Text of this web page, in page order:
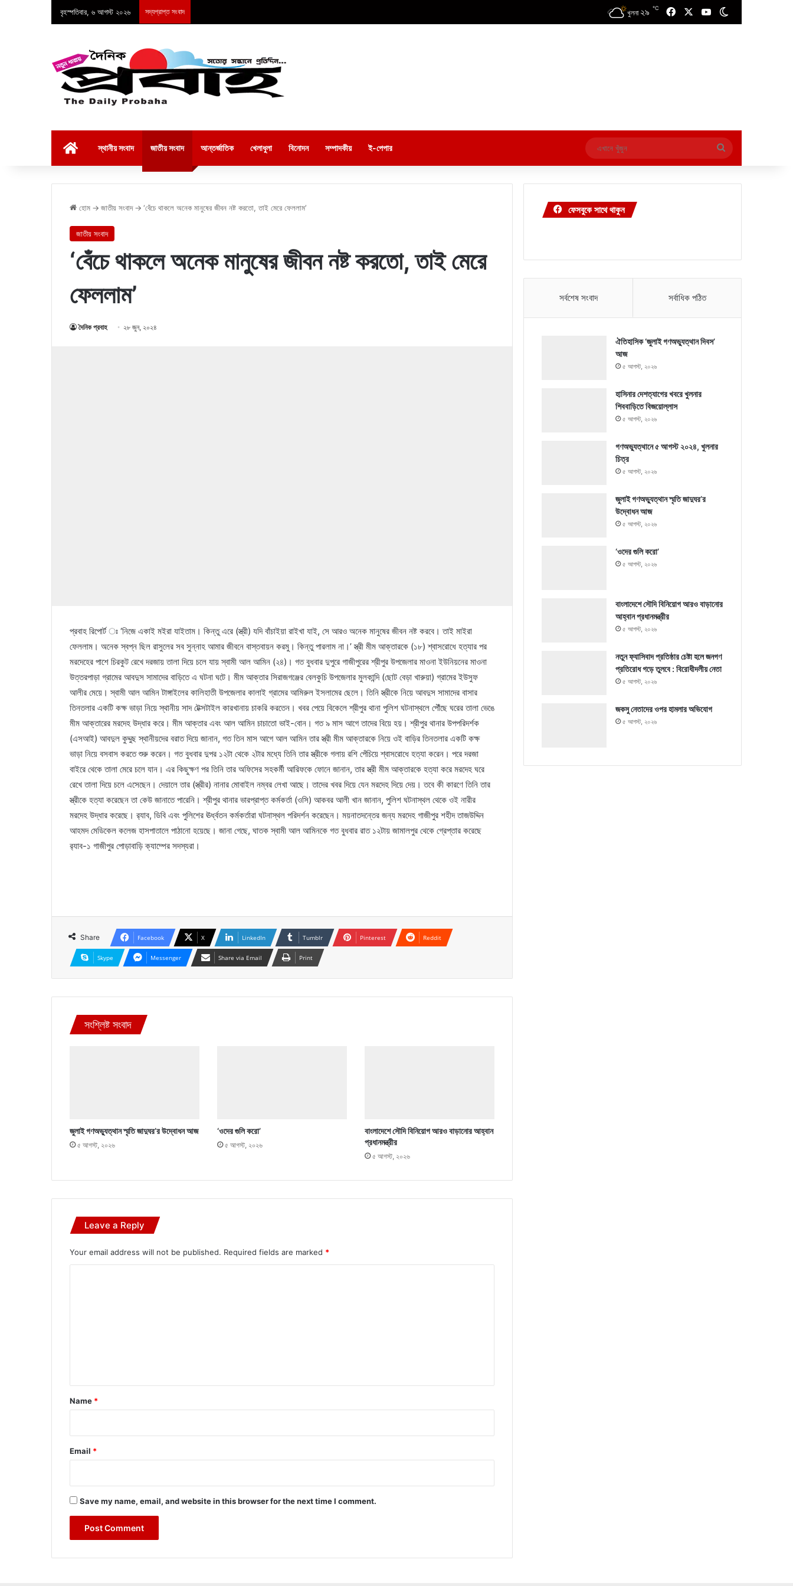
বৃহস্পতিবার, ৬ আগস্ট ২০২৬ সদ্যপ্রাপ্ত সংবাদ খুলনা ২৯ ℃ FacebookYouTube
স্থানীয় সংবাদ জাতীয় সংবাদ আন্তর্জাতিক খেলাধুলা বিনোদন সম্পাদকীয় ই-পেপার
এখানে
খুঁজুন
হোম → জাতীয় সংবাদ → ‘বেঁচে থাকলে অনেক মানুষের জীবন নষ্ট করতো, তাই মেরে ফেললাম’
জাতীয় সংবাদ
‘বেঁচে থাকলে অনেক মানুষের জীবন নষ্ট করতো, তাই মেরে
ফেললাম’
দৈনিক প্রবাহ ২৮ জুন, ২০২৪
প্রবাহ রিপোর্ট ঃ ‘নিজে একাই মইরা যাইতাম। কিন্তু এরে (স্ত্রী) যদি বাঁচাইয়া রাইখা যাই, সে আরও অনেক মানুষের জীবন নষ্ট করবে। তাই মাইরা
ফেললাম। অনেক স্বপ্ন ছিল রাসুলের সব সুন্নাহ আমার জীবনে বাস্তবায়ন করমু। কিন্তু পারলাম না।’ স্ত্রী মীম আক্তারকে (১৮) শ্বাসরোধে হত্যার পর
মরদেহের পাশে চিরকুট রেখে দরজায় তালা দিয়ে চলে যায় স্বামী আল আমিন (২৪)। গত বুধবার দুপুরে গাজীপুরের শ্রীপুর উপজেলার মাওনা ইউনিয়নের মাওনা
উত্তরপাড়া গ্রামের আবদুস সামাদের বাড়িতে এ ঘটনা ঘটে। মীম আক্তার সিরাজগঞ্জের বেলকুচি উপজেলার মুলকান্দি (ছোট বেড়া খারুয়া) গ্রামের ইউসুফ
আলীর মেয়ে। স্বামী আল আমিন টাঙ্গাইলের কালিহাতী উপজেলার কালাই গ্রামের আমিরুল ইসলামের ছেলে। তিনি স্ত্রীকে নিয়ে আবদুস সামাদের বাসার
তিনতলার একটি কক্ষ ভাড়া নিয়ে স্থানীয় সাদ টেক্সটাইল কারখানায় চাকরি করতেন। খবর পেয়ে বিকেলে শ্রীপুর থানা পুলিশ ঘটনাস্থলে পৌঁছে ঘরের তালা ভেঙে
মীম আক্তারের মরদেহ উদ্ধার করে। মীম আক্তার এবং আল আমিন চাচাতো ভাই-বোন। গত ৯ মাস আগে তাদের বিয়ে হয়। শ্রীপুর থানার উপপরিদর্শক
(এসআই) আবদুল কুদ্দুছ স্থানীয়দের বরাত দিয়ে জানান, গত তিন মাস আগে আল আমিন তার স্ত্রী মীম আক্তারকে নিয়ে ওই বাড়ির তিনতলার একটি কক্ষ
ভাড়া নিয়ে বসবাস করতে শুরু করেন। গত বুধবার দুপর ১২টা থেকে ২টার মধ্যে তিনি তার স্ত্রীকে গলায় রশি পেঁচিয়ে শ্বাসরোধে হত্যা করেন। পরে দরজা
বাইরে থেকে তালা মেরে চলে যান। এর কিছুক্ষণ পর তিনি তার অফিসের সহকর্মী আরিফকে ফোনে জানান, তার স্ত্রী মীম আক্তারকে হত্যা করে মরদেহ ঘরে
রেখে তালা দিয়ে চলে এসেছেন। দেয়ালে তার (স্ত্রীর) নানার মোবাইল নম্বর লেখা আছে। তাদের খবর দিয়ে যেন মরদেহ দিয়ে দেয়। তবে কী কারণে তিনি তার
স্ত্রীকে হত্যা করেছেন তা কেউ জানাতে পারেনি। শ্রীপুর থানার ভারপ্রাপ্ত কর্মকর্তা (ওসি) আকবর আলী খান জানান, পুলিশ ঘটনাস্থল থেকে ওই নারীর
মরদেহ উদ্ধার করেছে। র‌্যাব, ডিবি এবং পুলিশের ঊর্ধ্বতন কর্মকর্তারা ঘটনাস্থল পরিদর্শন করেছেন। ময়নাতদন্তের জন্য মরদেহ গাজীপুর শহীদ তাজউদ্দিন
আহমদ মেডিকেল কলেজ হাসপাতালে পাঠানো হয়েছে। জানা গেছে, ঘাতক স্বামী আল আমিনকে গত বুধবার রাত ১২টায় জামালপুর থেকে গ্রেপ্তার করেছে
র‌্যাব-১ গাজীপুর পোড়াবাড়ি ক্যাম্পের সদস্যরা।
Share Facebook X LinkedIn Tumblr Pinterest Reddit
Skype Messenger Share via Email Print
সংশ্লিষ্ট সংবাদ
জুলাই গণঅভ্যুত্থান স্মৃতি জাদুঘর’র উদ্বোধন আজ
৫ আগস্ট, ২০২৬
‘ওদের গুলি করো’
৫ আগস্ট, ২০২৬
বাংলাদেশে সৌদি বিনিয়োগ আরও বাড়ানোর আহ্বান
প্রধানমন্ত্রীর
৫ আগস্ট, ২০২৬
Leave a Reply
Your email address will not be published. Required fields are marked *
*
Name *
Email *
Save my name, email, and website in this browser for the next time I comment.
ফেসবুকে সাথে থাকুন
সর্বশেষ সংবাদ সর্বাধিক পঠিত
ঐতিহাসিক ‘জুলাই গণঅভ্যুত্থান দিবস’
আজ
৫ আগস্ট, ২০২৬
হাসিনার দেশত্যাগের খবরে খুলনার
শিববাড়িতে বিজয়োল্লাস
৫ আগস্ট, ২০২৬
গণঅভ্যুত্থানে ৫ আগস্ট ২০২৪, খুলনার
চিত্র
৫ আগস্ট, ২০২৬
জুলাই গণঅভ্যুত্থান স্মৃতি জাদুঘর’র
উদ্বোধন আজ
৫ আগস্ট, ২০২৬
‘ওদের গুলি করো’
৫ আগস্ট, ২০২৬
বাংলাদেশে সৌদি বিনিয়োগ আরও বাড়ানোর
আহ্বান প্রধানমন্ত্রীর
৫ আগস্ট, ২০২৬
নতুন ফ্যাসিবাদ প্রতিষ্ঠার চেষ্টা হলে জনগণ
প্রতিরোধ গড়ে তুলবে : বিরোধীদলীয় নেতা
৫ আগস্ট, ২০২৬
জকসু নেতাদের ওপর হামলার অভিযোগ
৫ আগস্ট, ২০২৬